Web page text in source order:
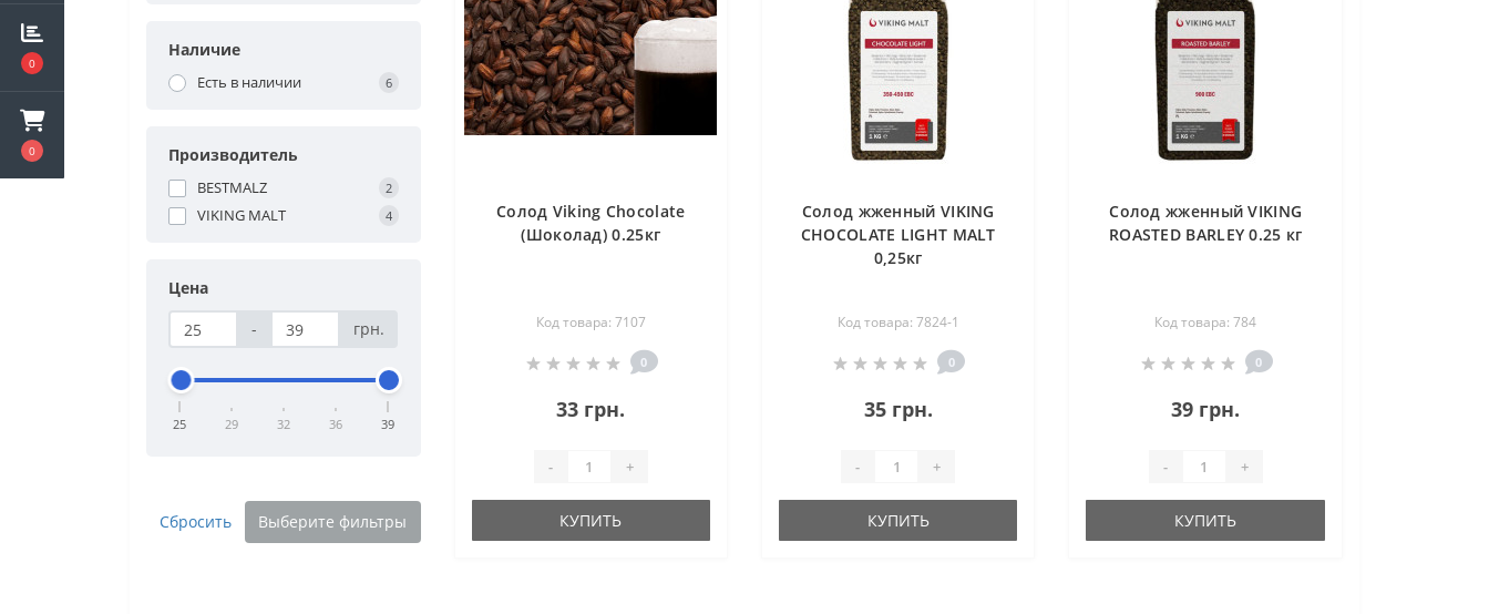
0
0
Наличие
Есть в наличии 6
Производитель
BESTMALZ 2
VIKING MALT 4
Цена
-
грн.
25 29 32 36 39
Сбросить Выберите фильтры
Солод Viking Chocolate
(Шоколад) 0.25кг
Код товара: 7107
0
33 грн.
- +
КУПИТЬ
Солод жженный VIKING
CHOCOLATE LIGHT MALT
0,25кг
Код товара: 7824-1
0
35 грн.
- +
КУПИТЬ
Солод жженный VIKING
ROASTED BARLEY 0.25 кг
Код товара: 784
0
39 грн.
- +
КУПИТЬ